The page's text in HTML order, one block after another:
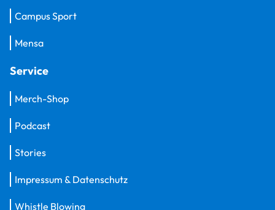
Campus Sport
Mensa
Service
Merch-Shop
Podcast
Stories
Impressum & Datenschutz
Whistle Blowing